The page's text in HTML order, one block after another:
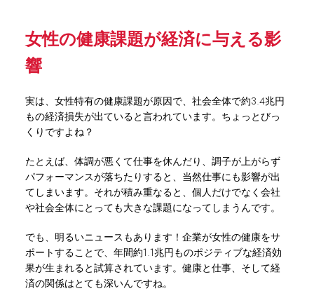
女性の健康課題が経済に与える影
響
実は、女性特有の健康課題が原因で、社会全体で約3.4兆円
もの経済損失が出ていると言われています。ちょっとびっ
くりですよね？
たとえば、体調が悪くて仕事を休んだり、調子が上がらず
パフォーマンスが落ちたりすると、当然仕事にも影響が出
てしまいます。それが積み重なると、個人だけでなく会社
や社会全体にとっても大きな課題になってしまうんです。
でも、明るいニュースもあります！企業が女性の健康をサ
ポートすることで、年間約1.1兆円ものポジティブな経済効
果が生まれると試算されています。健康と仕事、そして経
済の関係はとても深いんですね。